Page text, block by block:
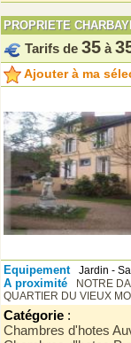
PROPRIETE
Tarifs de 35 à
Ajouter à ma
Equipement Jardin -
A proximité NOTRE
QUARTIER DU VIEUX
Catégorie :
Chambres d'hotes